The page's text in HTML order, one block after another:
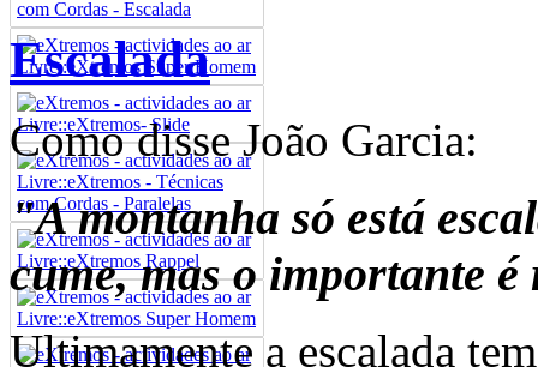
Escalada
Como disse João Garcia:
"A montanha só está
cume, mas o importante
Ultimamente a escalada